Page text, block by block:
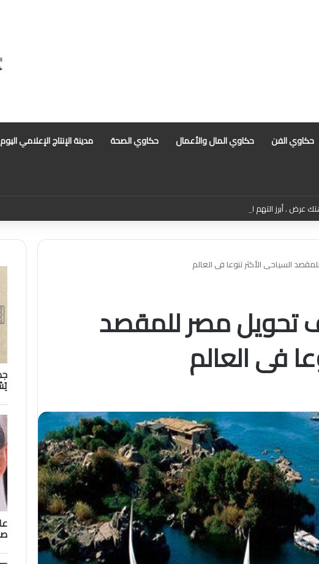
حكاوي الفن حكاوي المال والأعمال حكاوي الصحة مدينة الإنتاج الإعلامي اليوم
عرض . أبرز التهم الموجهة للمذيعة سارة خليفة بانتظار رأي المفتي
السياحى الأكثر تنوعا فى العالم
تحويل مصر للمقصد
فى العالم